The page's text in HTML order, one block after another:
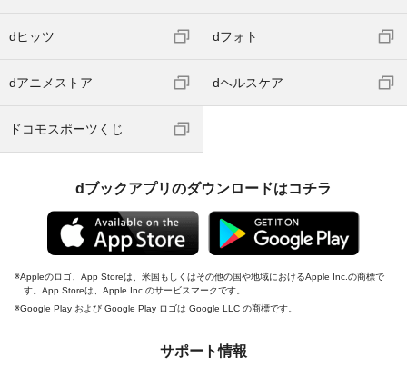
dヒッツ dフォト
dアニメストア dヘルスケア
ドコモスポーツくじ
dブックアプリのダウンロードはコチラ
Appleのロゴ、App Storeは、米国もしくはその他の国や地域におけるApple Inc.の商標で
す。App Storeは、Apple Inc.のサービスマークです。
Google Play および Google Play ロゴは Google LLC の商標です。
サポート情報